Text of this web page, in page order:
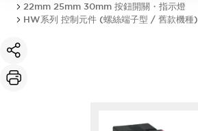
22mm 25mm 30mm 按鈕開關・指示燈
HW系列 控制元件 (螺絲端子型 / 舊款機種)